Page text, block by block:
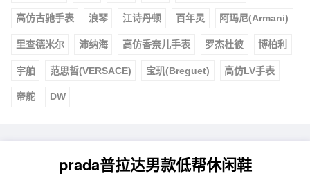
高仿古驰手表 浪琴 江诗丹顿 百年灵 阿玛尼(Armani)
里查德米尔 沛纳海 高仿香奈儿手表 罗杰杜彼 博柏利
宇舶 范思哲(VERSACE) 宝玑(Breguet) 高仿LV手表
帝舵 DW
prada普拉达男款低帮休闲鞋